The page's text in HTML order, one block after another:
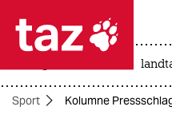
 taz
taz zahl
Sport Kolumne